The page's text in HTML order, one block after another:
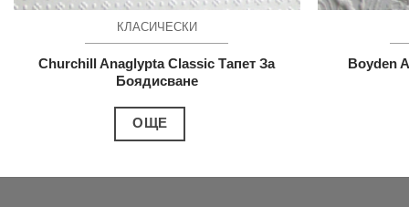
КЛАСИЧЕСКИ
Churchill Anaglypta Classic Тапет За
Боядисване
ОЩЕ
Boyden